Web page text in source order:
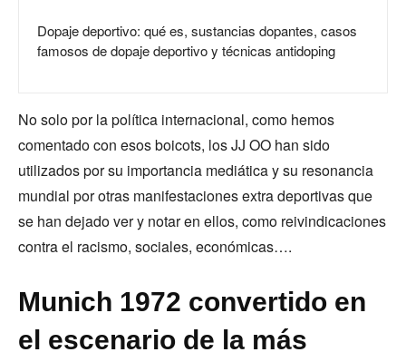
Dopaje deportivo: qué es, sustancias dopantes, casos
famosos de dopaje deportivo y técnicas antidoping
No solo por la política internacional, como hemos
comentado con esos boicots, los JJ OO han sido
utilizados por su importancia mediática y su resonancia
mundial por otras manifestaciones extra deportivas que
se han dejado ver y notar en ellos, como reivindicaciones
contra el racismo, sociales, económicas….
Munich 1972 convertido en
el escenario de la más